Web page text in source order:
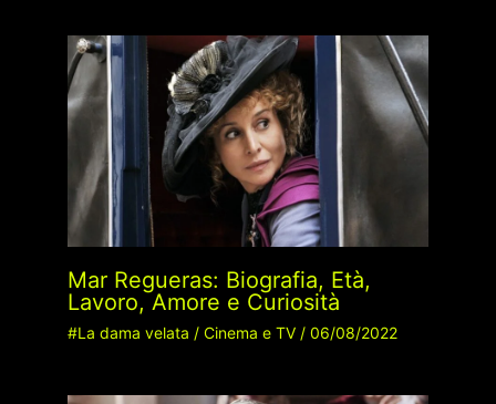
Mar Regueras: Biografia, Età,
Lavoro, Amore e Curiosità
#La dama velata / Cinema e TV/ 06/08/2022